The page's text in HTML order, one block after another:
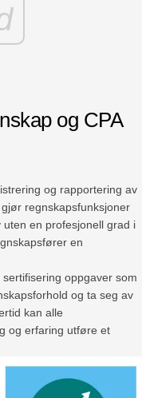
og CPA
og rapportering av
regnskapsfunksjoner
en profesjonell grad i
en
oppgaver som
og ta seg av
kan alle
og erfaring utføre et